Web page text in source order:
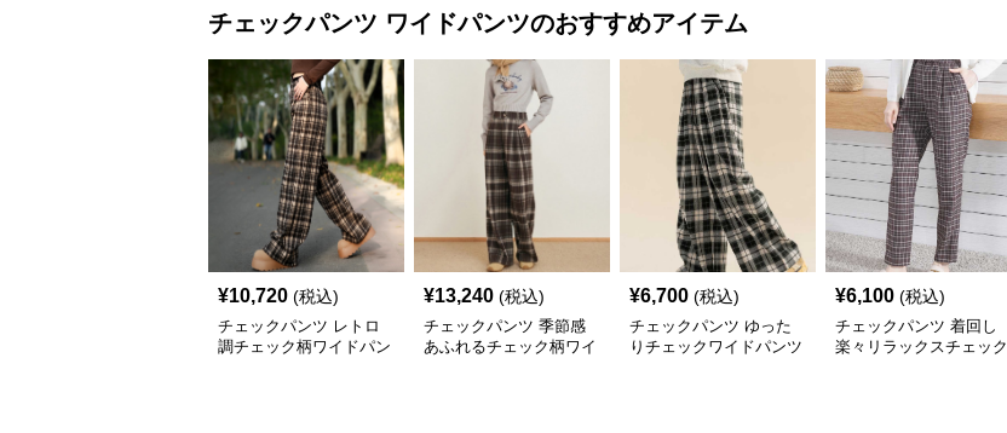
チェックパンツ ワイドパンツのおすすめアイテム
¥10,720 (税込)
チェックパンツ レトロ
調チェック柄ワイドパン
¥13,240 (税込)
チェックパンツ 季節感
あふれるチェック柄ワイ
¥6,700 (税込)
チェックパンツ ゆった
りチェックワイドパンツ
¥6,100 (税込)
チェックパンツ 着回し
楽々リラックスチェック